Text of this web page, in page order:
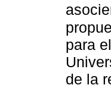
para
de la